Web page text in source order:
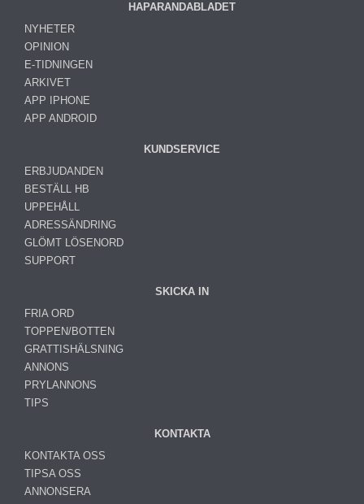
HAPARANDABLADET
NYHETER
OPINION
E-TIDNINGEN
ARKIVET
APP IPHONE
APP ANDROID
KUNDSERVICE
ERBJUDANDEN
BESTÄLL HB
UPPEHÅLL
ADRESSÄNDRING
GLÖMT LÖSENORD
SUPPORT
SKICKA IN
FRIA ORD
TOPPEN/BOTTEN
GRATTISHÄLSNING
ANNONS
PRYLANNONS
TIPS
KONTAKTA
KONTAKTA OSS
TIPSA OSS
ANNONSERA